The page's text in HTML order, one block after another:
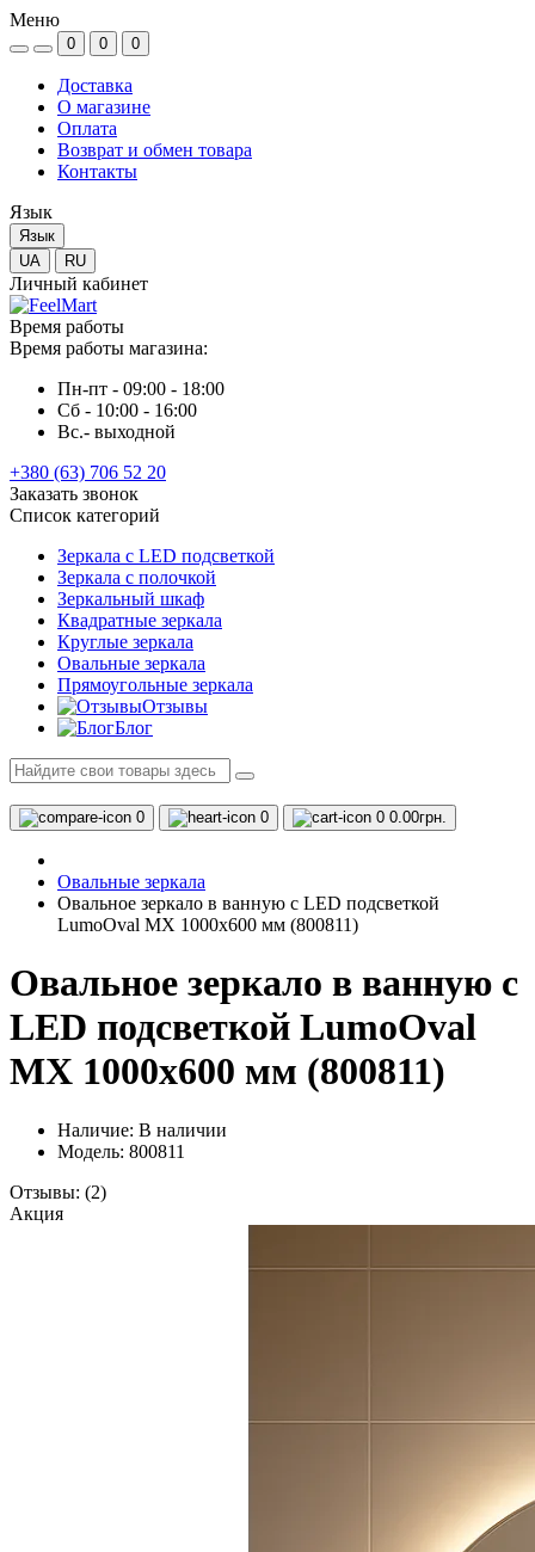
Меню
0 0 0
Доставка
О магазине
Оплата
Возврат и обмен товара
Контакты
Язык
Язык
UA
RU
Личный кабинет
Время работы
Время работы магазина:
Пн-пт - 09:00 - 18:00
Сб - 10:00 - 16:00
Вс.- выходной
+380 (63) 706 52 20
Заказать звонок
Список категорий
Зеркала с LED подсветкой
Зеркала с полочкой
Зеркальный шкаф
Квадратные зеркала
Круглые зеркала
Овальные зеркала
Прямоугольные зеркала
Отзывы
Блог
0 0 0 0.00грн.
Овальные зеркала
Овальное зеркало в ванную с LED подсветкой
LumoOval MX 1000x600 мм (800811)
Овальное зеркало в ванную с
LED подсветкой LumoOval
MX 1000x600 мм (800811)
Наличие: В наличии
Модель: 800811
Отзывы: (2)
Акция